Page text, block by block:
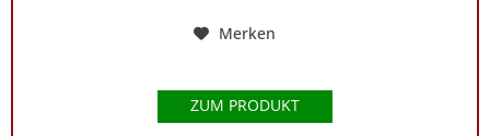
Merken
ZUM PRODUKT